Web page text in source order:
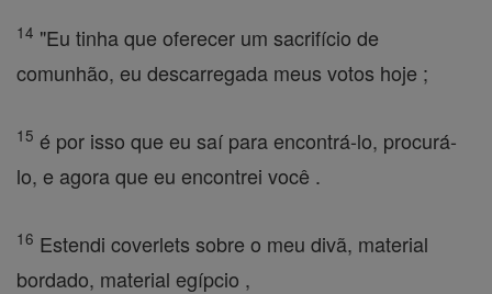
14 "Eu tinha que oferecer um sacrifício de
comunhão, eu descarregada meus votos hoje ;
15 é por isso que eu saí para encontrá-lo, procurá-
lo, e agora que eu encontrei você .
16 Estendi coverlets sobre o meu divã, material
bordado, material egípcio ,